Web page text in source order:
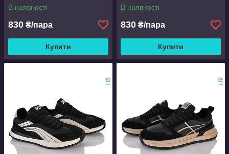
В наявності
830 ₴/пара
Купити
В наявності
830 ₴/пара
Купити